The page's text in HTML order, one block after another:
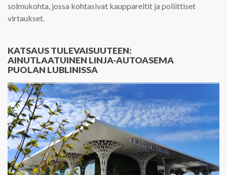
solmukohta, jossa kohtasivat kauppareitit ja poliittiset
virtaukset.
KATSAUS TULEVAISUUTEEN:
AINUTLAATUINEN LINJA-AUTOASEMA
PUOLAN LUBLINISSA